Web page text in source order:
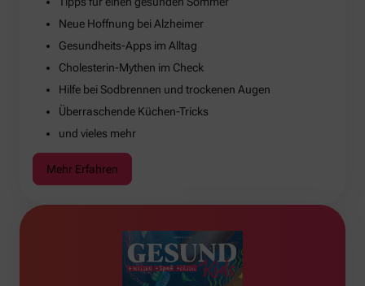
Neue Hoffnung bei Alzheimer
Gesundheits-Apps im Alltag
Cholesterin-Mythen im Check
Hilfe bei Sodbrennen und trockenen Augen
Überraschende Küchen-Tricks
und vieles mehr
Mehr Erfahren